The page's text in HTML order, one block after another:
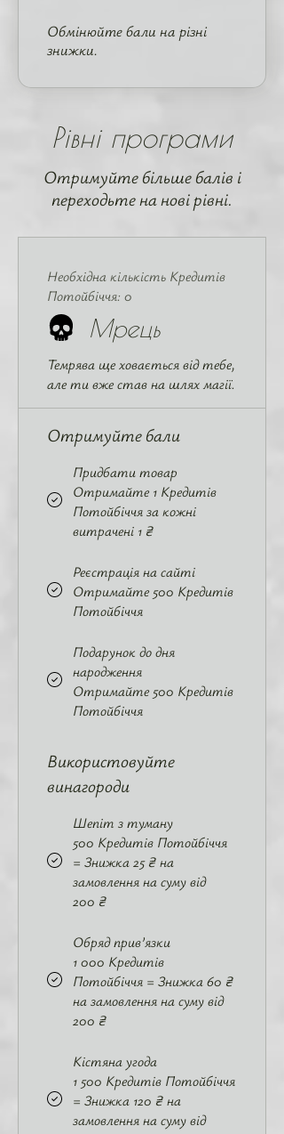
Обмінюйте бали на різні
знижки.
Рівні програми
Отримуйте більше балів і
переходьте на нові рівні.
Мрець
Необхідна кількість Кредитів
Потойбіччя: 0
Темрява ще ховається від тебе,
але ти вже став на шлях магії.
Отримуйте бали
Придбати товар
Отримайте 1 Кредитів
Потойбіччя за кожні
витрачені 1 ₴
Реєстрація на сайті
Отримайте 500 Кредитів
Потойбіччя
Подарунок до дня
народження
Отримайте 500 Кредитів
Потойбіччя
Використовуйте
винагороди
Шепіт з туману
500 Кредитів Потойбіччя
= Знижка 25 ₴ на
замовлення на суму від
200 ₴
Обряд прив’язки
1 000 Кредитів
Потойбіччя = Знижка 60 ₴
на замовлення на суму від
200 ₴
Кістяна угода
1 500 Кредитів Потойбіччя
= Знижка 120 ₴ на
замовлення на суму від